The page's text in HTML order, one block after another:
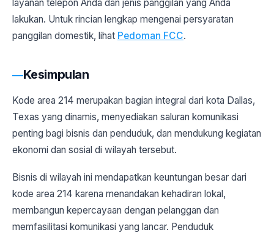
layanan telepon Anda dan jenis panggilan yang Anda
lakukan. Untuk rincian lengkap mengenai persyaratan
panggilan domestik, lihat Pedoman FCC.
Kesimpulan
Kode area 214 merupakan bagian integral dari kota Dallas,
Texas yang dinamis, menyediakan saluran komunikasi
penting bagi bisnis dan penduduk, dan mendukung kegiatan
ekonomi dan sosial di wilayah tersebut.
Bisnis di wilayah ini mendapatkan keuntungan besar dari
kode area 214 karena menandakan kehadiran lokal,
membangun kepercayaan dengan pelanggan dan
memfasilitasi komunikasi yang lancar. Penduduk